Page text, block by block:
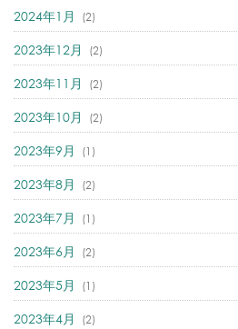
2024年1月 (2)
2023年12月 (2)
2023年11月 (2)
2023年10月 (2)
2023年9月 (1)
2023年8月 (2)
2023年7月 (1)
2023年6月 (2)
2023年5月 (1)
2023年4月 (2)